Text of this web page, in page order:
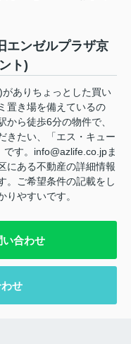
エンゼルプラザ京
ト)
ありちょっとした買い
置き場を備えているの
ら徒歩6分の物件で、
きたい、「エス・キュー
です。info@azlife.co.jpま
にある不動産の詳細情報
。ご希望条件の記載をし
やすいです。
合わせ
せ